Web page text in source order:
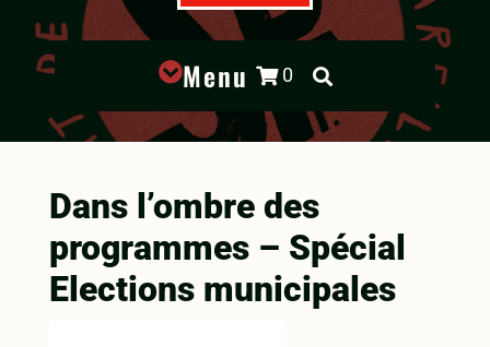
Menu  0 
Dans l’ombre des
programmes – Spécial
Elections municipales